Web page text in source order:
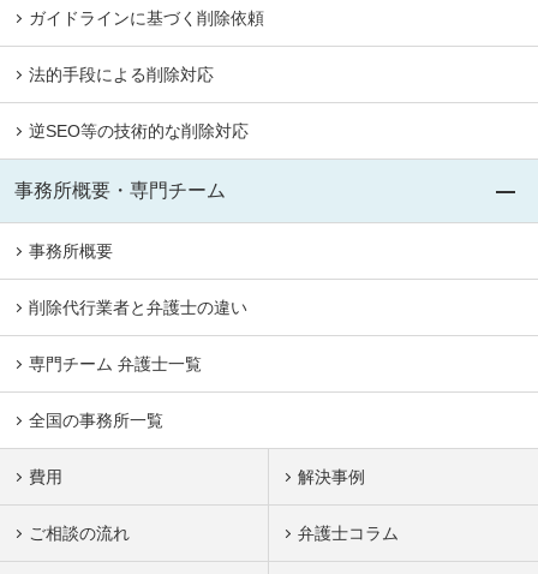
ガイドラインに基づく削除依頼
法的手段による削除対応
逆SEO等の技術的な削除対応
事務所概要・専門チーム
事務所概要
削除代行業者と弁護士の違い
専門チーム 弁護士一覧
全国の事務所一覧
費用 解決事例
ご相談の流れ 弁護士コラム